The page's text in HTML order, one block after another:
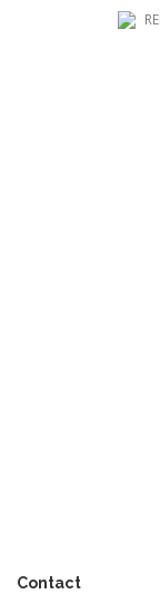
Contact